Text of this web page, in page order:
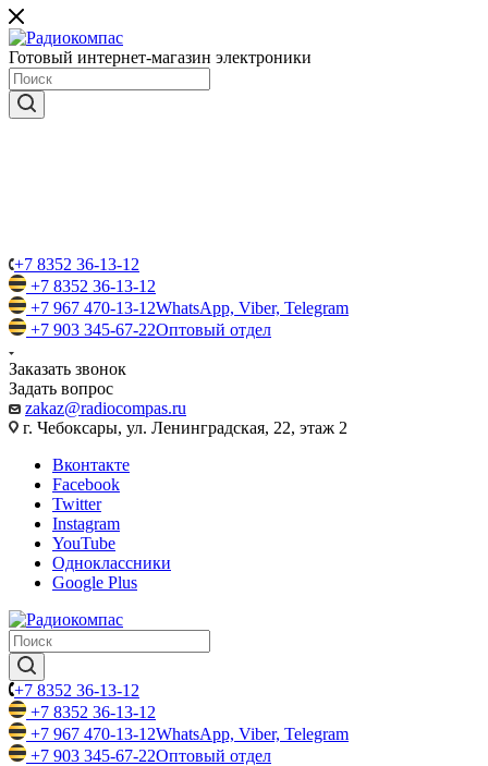
Готовый интернет-магазин электроники
+7 8352 36-13-12
+7 8352 36-13-12
+7 967 470-13-12WhatsApp, Viber, Telegram
+7 903 345-67-22Оптовый отдел
Заказать звонок
Задать вопрос
zakaz@radiocompas.ru
г. Чебоксары, ул. Ленинградская, 22, этаж 2
Вконтакте
Facebook
Twitter
Instagram
YouTube
Одноклассники
Google Plus
+7 8352 36-13-12
+7 8352 36-13-12
+7 967 470-13-12WhatsApp, Viber, Telegram
+7 903 345-67-22Оптовый отдел